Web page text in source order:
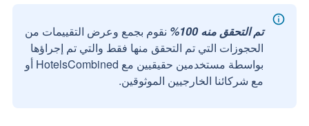
تم التحقق منه 100%
نقوم بجمع وعرض التقييمات من
الحجوزات التي تم التحقق منها فقط والتي تم إجراؤها
بواسطة مستخدمين حقيقيين مع HotelsCombined أو
مع شركائنا الخارجيين الموثوقين.